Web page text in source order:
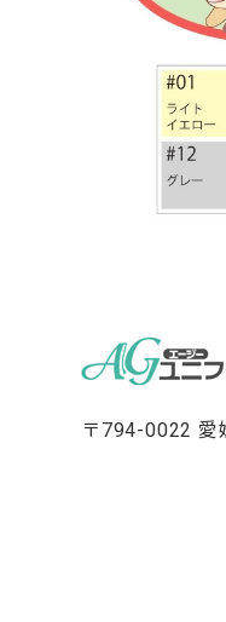
〒794-0022 愛